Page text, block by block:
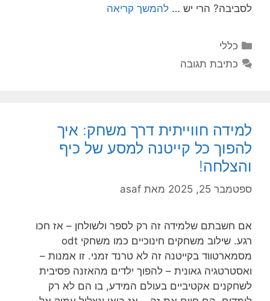
לסביבה? הרי יש … להמשך קריאה
קטגוריות
כללי
כתיבת תגובה
למידה חווייתית דרך משחק: איך
להפוך כל קייטנה למסע של כיף
והצלחה!
ספטמבר 25, 2025 מאת asaf
אם חשבתם שלמידה זה רק לספר ולשולחן – אז חכו
רגע. שילוב משחקים חינוכיים כמו משחקי odt
מסמארטווד בקייטנה זה לא טרנד זמני. זו אמנות –
ואסטרטגיה גאונית – להפוך ילדים מהאזנה פסיבית
לשחקנים אקטיביים בעולם המידע, בו הם לא רק